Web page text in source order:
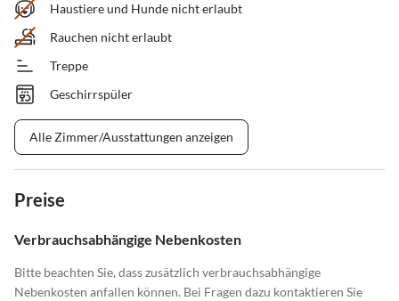
Haustiere und Hunde nicht erlaubt
Rauchen nicht erlaubt
Treppe
Geschirrspüler
Alle Zimmer/Ausstattungen anzeigen
Preise
Verbrauchsabhängige Nebenkosten
Bitte beachten Sie, dass zusätzlich verbrauchsabhängige
Nebenkosten anfallen können. Bei Fragen dazu kontaktieren Sie